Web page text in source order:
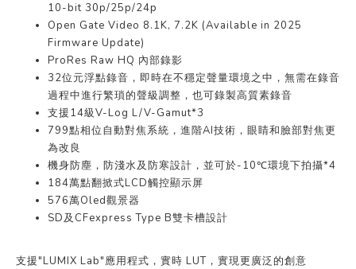
10-bit 30p/25p/24p
Open Gate Video 8.1K, 7.2K (Available in 2025
Firmware Update)
ProRes Raw HQ 內部錄影
32位元浮點錄音，即時在不穩定聲量環境之中，無需在錄音
過程中進行繁瑣的聲級調整，也可錄製高質素錄音
支援14級V-Log L/V-Gamut*3
799點相位自動對焦系統，進階AI技術，眼睛和臉部對焦更
為改良
機身防塵，防淺水及防寒設計，並可於-10℃環境下拍攝*4
184萬點翻掀式LCD觸控顯示屏
576萬Oled觀景器
SD及CFexpress Type B雙卡槽設計
支援"LUMIX Lab"應用程式，實時 LUT，實現更廣泛的創意